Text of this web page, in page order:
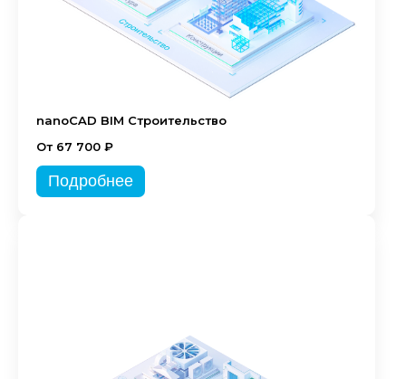
nanoCAD BIM Строительство
От 67 700 ₽
Подробнее